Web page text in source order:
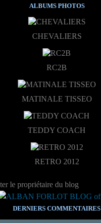
ALBUMS PHOTOS
CHEVALIERS
RC2B
MATINALE TISSEO
TEDDY COACH
RETRO 2012
le propriétaire du blog
DERNIERS COMMENTAIRES